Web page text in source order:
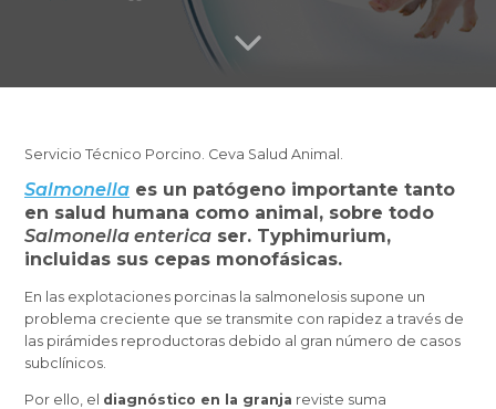
Servicio Técnico Porcino. Ceva Salud Animal.
Salmonella es un patógeno importante tanto
en salud humana como animal, sobre todo
Salmonella enterica ser. Typhimurium,
incluidas sus cepas monofásicas.
En las explotaciones porcinas la salmonelosis supone un
problema creciente que se transmite con rapidez a través de
las pirámides reproductoras debido al gran número de casos
subclínicos.
Por ello, el diagnóstico en la granja reviste suma